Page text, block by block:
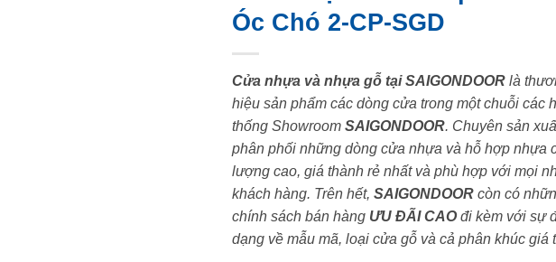
Óc Chó 2-CP-SGD
Cửa nhựa và nhựa gỗ tại SAIGONDOORlà
hiệu sản phẩm các dòng cửa trong một chuỗi các
thống Showroom SAIGONDOOR. Chuyên sản
phân phối những dòng cửa nhựa và hỗ hợp nhựa
lượng cao, giá thành rẻ nhất và phù hợp với mọi
khách hàng. Trên hết, SAIGONDOORcòn có
chính sách bán hàng ƯU ĐÃI CAOđi kèm với sự
dạng về mẫu mã, loại cửa gỗ và cả phân khúc giá